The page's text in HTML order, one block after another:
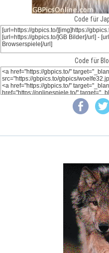
Code für
Code für